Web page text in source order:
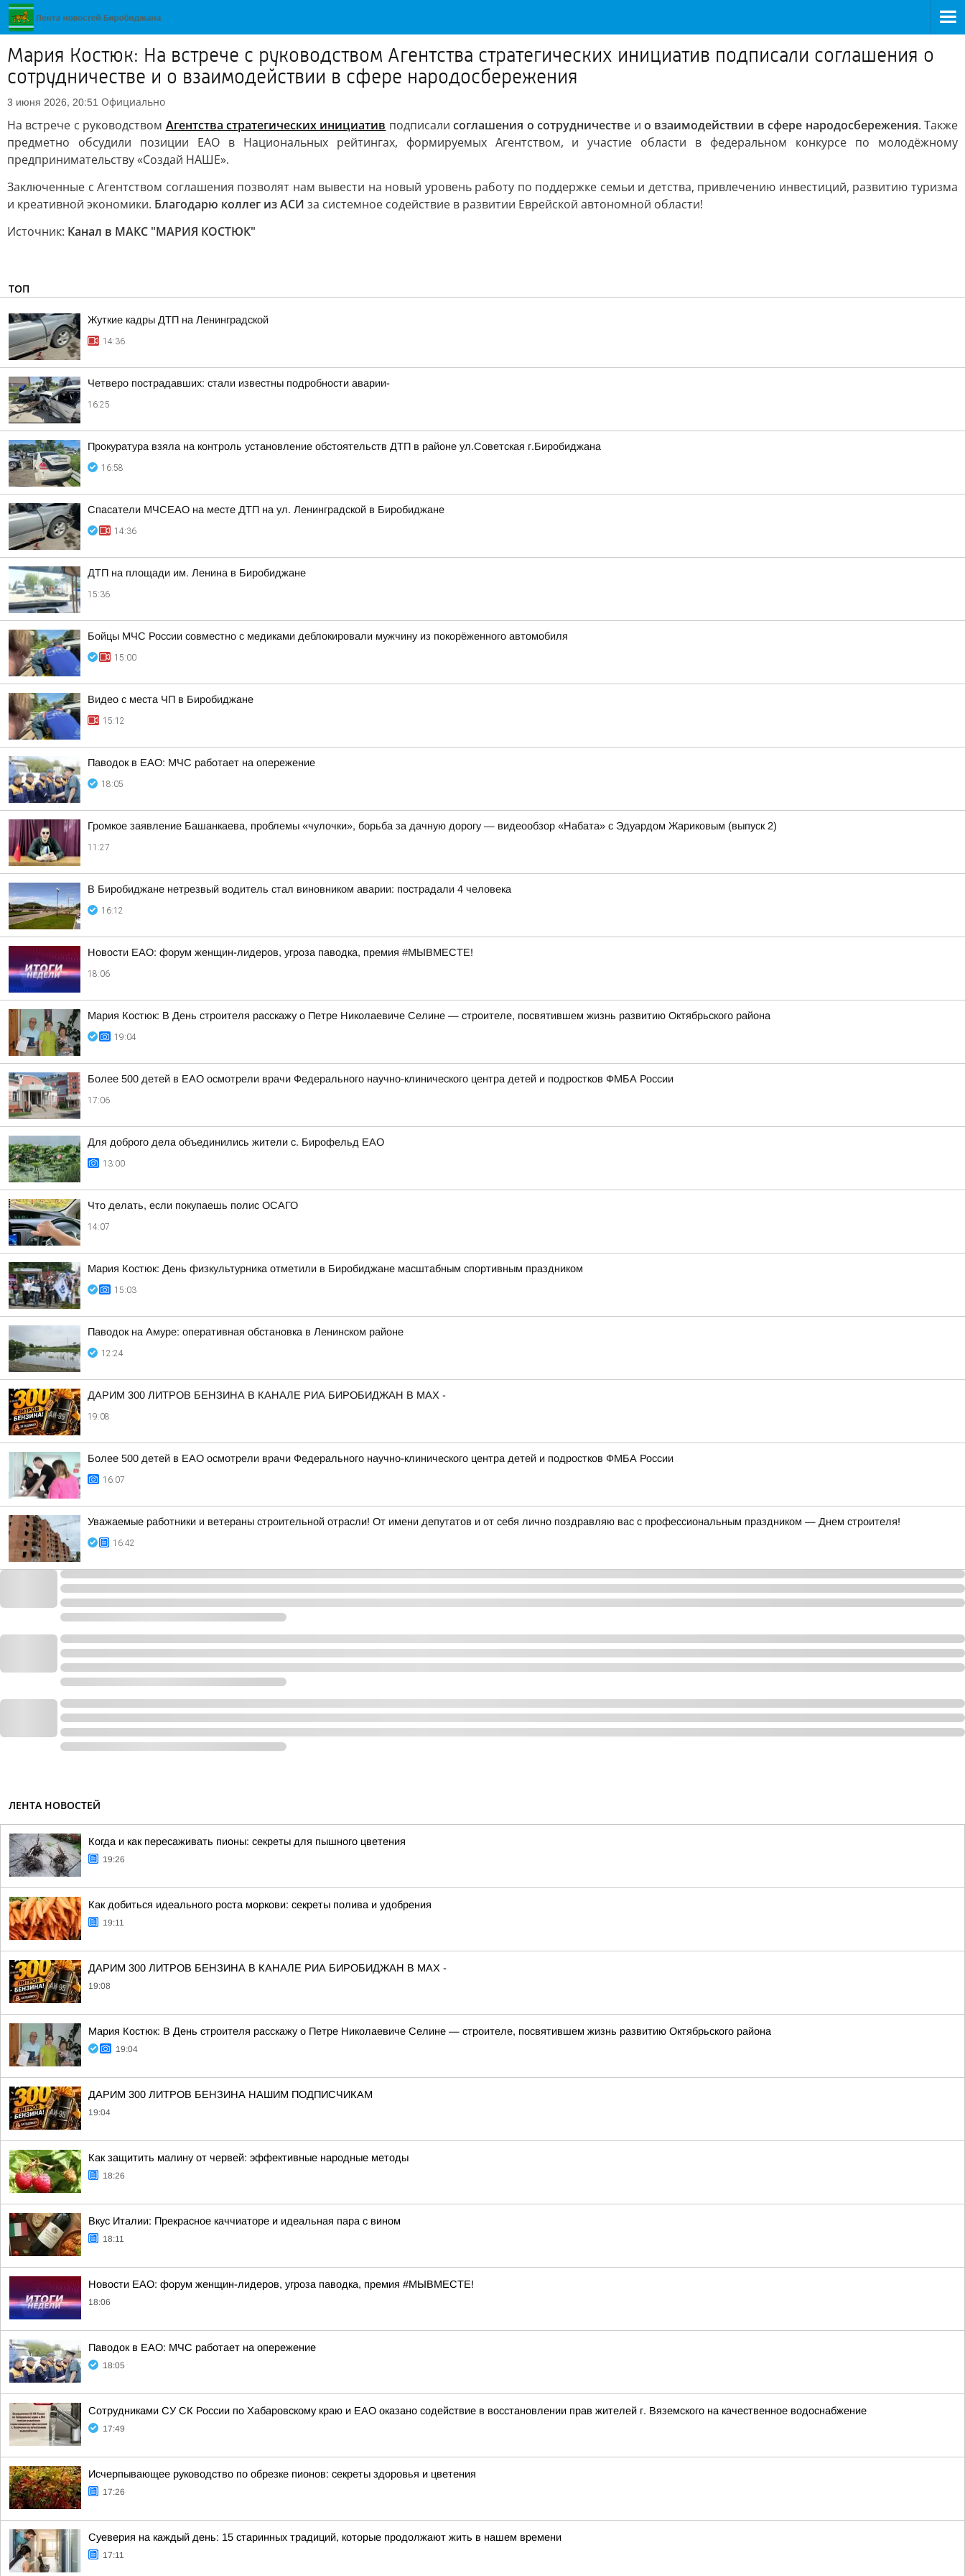
Мария Костюк: На встрече с руководством Агентства стратегических инициатив подписали соглашения о
сотрудничестве и о взаимодействии в сфере народосбережения
3 июня 2026, 20:51 Официально
На встрече с руководством Агентства стратегических инициатив подписалисоглашения о сотрудничестве и о взаимодействии в сфере народосбережения. Также
предметно обсудили позиции ЕАО в Национальных рейтингах, формируемых Агентством, и участие области в федеральном конкурсе по молодёжному
предпринимательству «Создай НАШЕ».
Заключенные с Агентством соглашения позволят нам вывести на новый уровень работу по поддержке семьи и детства, привлечению инвестиций, развитию туризма
и креативной экономики. Благодарю коллег из АСИ за системное содействие в развитии Еврейской автономной области!
Источник: Канал в МАКС "МАРИЯ КОСТЮК"
ТОП
Жуткие кадры ДТП на Ленинградской
14:36
Четверо пострадавших: стали известны подробности аварии-
16:25
Прокуратура взяла на контроль установление обстоятельств ДТП в районе ул.Советская г.Биробиджана
16:58
Спасатели МЧСЕАО на месте ДТП на ул. Ленинградской в Биробиджане
14:36
ДТП на площади им. Ленина в Биробиджане
15:36
Бойцы МЧС России совместно с медиками деблокировали мужчину из покорёженного автомобиля
15:00
Видео с места ЧП в Биробиджане
15:12
Паводок в ЕАО: МЧС работает на опережение
18:05
Громкое заявление Башанкаева, проблемы «чулочки», борьба за дачную дорогу — видеообзор «Набата» с Эдуардом Жариковым (выпуск 2)
11:27
В Биробиджане нетрезвый водитель стал виновником аварии: пострадали 4 человека
16:12
Новости ЕАО: форум женщин-лидеров, угроза паводка, премия #МЫВМЕСТЕ!
18:06
Мария Костюк: В День строителя расскажу о Петре Николаевиче Селине — строителе, посвятившем жизнь развитию Октябрьского района
19:04
Более 500 детей в ЕАО осмотрели врачи Федерального научно-клинического центра детей и подростков ФМБА России
17:06
Для доброго дела объединились жители с. Бирофельд ЕАО
13:00
Что делать, если покупаешь полис ОСАГО
14:07
Мария Костюк: День физкультурника отметили в Биробиджане масштабным спортивным праздником
15:03
Паводок на Амуре: оперативная обстановка в Ленинском районе
12:24
ДАРИМ 300 ЛИТРОВ БЕНЗИНА В КАНАЛЕ РИА БИРОБИДЖАН В МАХ -
19:08
Более 500 детей в ЕАО осмотрели врачи Федерального научно-клинического центра детей и подростков ФМБА России
16:07
Уважаемые работники и ветераны строительной отрасли! От имени депутатов и от себя лично поздравляю вас с профессиональным праздником — Днем строителя!
16:42
ЛЕНТА НОВОСТЕЙ
Когда и как пересаживать пионы: секреты для пышного цветения
19:26
Как добиться идеального роста моркови: секреты полива и удобрения
19:11
ДАРИМ 300 ЛИТРОВ БЕНЗИНА В КАНАЛЕ РИА БИРОБИДЖАН В МАХ -
19:08
Мария Костюк: В День строителя расскажу о Петре Николаевиче Селине — строителе, посвятившем жизнь развитию Октябрьского района
19:04
ДАРИМ 300 ЛИТРОВ БЕНЗИНА НАШИМ ПОДПИСЧИКАМ
19:04
Как защитить малину от червей: эффективные народные методы
18:26
Вкус Италии: Прекрасное каччиаторе и идеальная пара с вином
18:11
Новости ЕАО: форум женщин-лидеров, угроза паводка, премия #МЫВМЕСТЕ!
18:06
Паводок в ЕАО: МЧС работает на опережение
18:05
Сотрудниками СУ СК России по Хабаровскому краю и ЕАО оказано содействие в восстановлении прав жителей г. Вяземского на качественное водоснабжение
17:49
Исчерпывающее руководство по обрезке пионов: секреты здоровья и цветения
17:26
Суеверия на каждый день: 15 старинных традиций, которые продолжают жить в нашем времени
17:11